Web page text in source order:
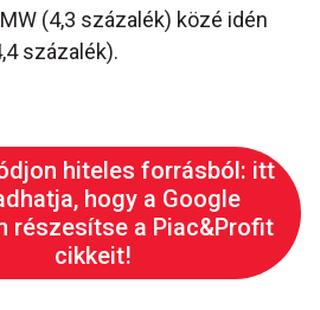
(4,3 százalék) közé idén
százalék).
hiteles forrásból: itt
hogy a Google
részesítse a Piac&Profit
cikkeit!